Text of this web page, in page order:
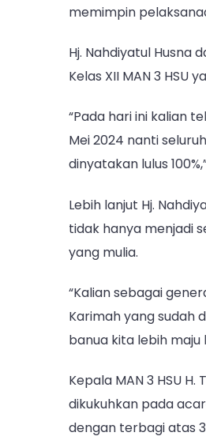
memimpin
Hj. Nahdiyatul Husna
Kelas XII MAN 3
“Pada hari ini kalian
Mei 2024 nanti
dinyatakan lulus
Lebih lanjut Hj.
tidak hanya menjadi
yang mulia.
“Kalian sebagai
Karimah yang sudah
banua kita lebih maju
Kepala MAN 3 HSU
dikukuhkan pada
dengan terbagi atas